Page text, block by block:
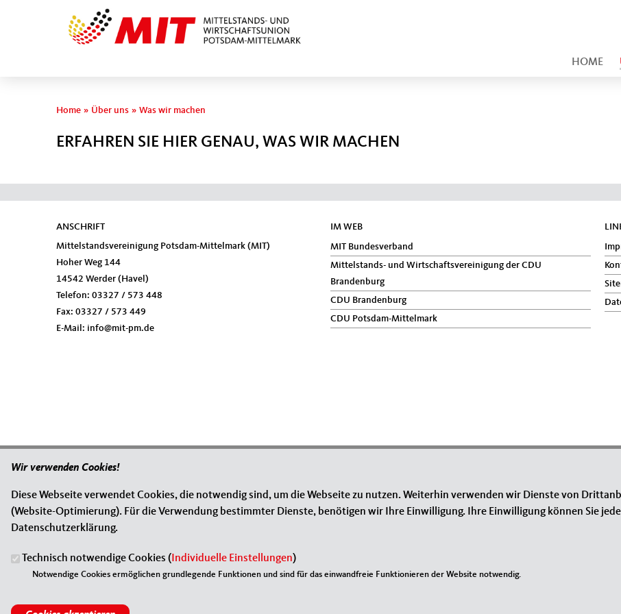
HOME
Sie sind hier
Home » Über uns » Was wir machen
ERFAHREN SIE HIER GENAU, WAS WIR MACHEN
Fußbereich
ANSCHRIFT
Mittelstandsvereinigung Potsdam-Mittelmark (MIT)
Hoher Weg 144
14542 Werder (Havel)
Telefon: 03327 / 573 448
Fax: 03327 / 573 449
E-Mail: info@mit-pm.de
IM WEB
MIT Bundesverband
Mittelstands- und Wirtschaftsvereinigung der CDU
Brandenburg
CDU Brandenburg
CDU Potsdam-Mittelmark
Wir verwenden Cookies!
Diese Webseite verwendet Cookies, die notwendig sind, um die Webseite zu nutzen. Weiterhin verwenden wir Dienste von
(Website-Optimierung). Für die Verwendung bestimmter Dienste, benötigen wir Ihre Einwilligung. Ihre Einwilligung können Sie
Datenschutzerklärung.
Technisch notwendige Cookies (Individuelle Einstellungen)
Notwendige Cookies ermöglichen grundlegende Funktionen und sind für das einwandfreie Funktionieren der Website notwendig.